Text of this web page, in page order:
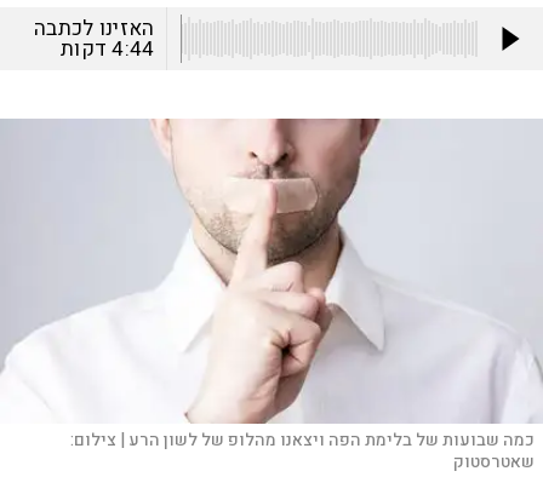
האזינו לכתבה
4:44דקות
כמה שבועות של בלימת הפה ויצאנו מהלופ של לשון הרע | צילום:
שאטרסטוק